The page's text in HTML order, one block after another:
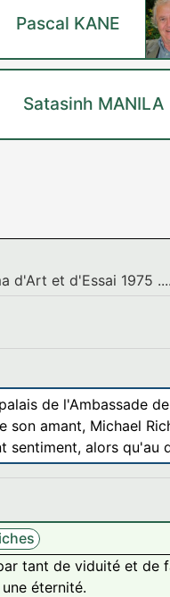
Pascal KANE
Satasinh MANILA
d'Art et d'Essai 1975
de l'Ambassade
son amant, Michael
sentiment, alors
tant de viduité et de
éternité.